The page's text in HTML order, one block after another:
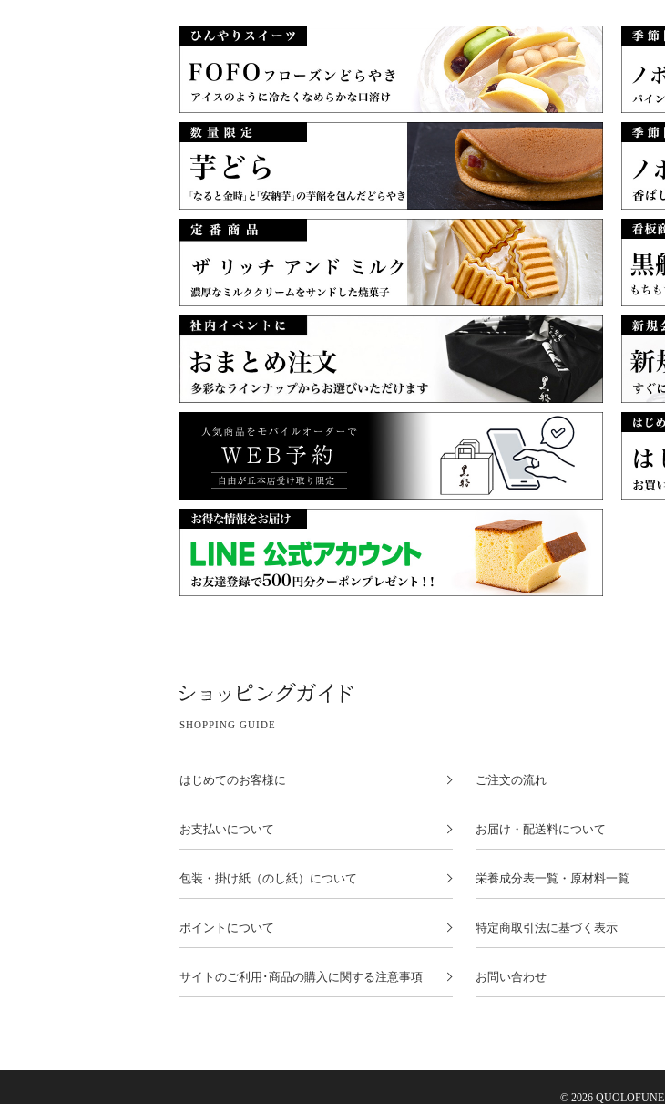
SHOPPING GUIDE
はじめてのお客様に ご注文の流れ
お支払いについて お届け・配送料について
包装・掛け紙（のし紙）について 栄養成分表一覧・原材料一覧
ポイントについて 特定商取引法に基づく表示
サイトのご利用･商品の購入に関する注意事項 お問い合わせ
© 2026 QUOLOFUNE